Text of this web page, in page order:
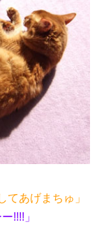
てあげまちゅ」
!!!!」